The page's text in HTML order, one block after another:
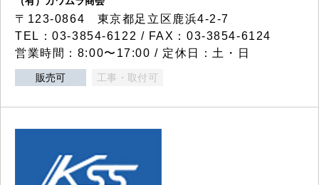
〒123-0864 東京都足立区鹿浜4-2-7
TEL：03-3854-6122 / FAX：03-3854-6124
営業時間：8:00〜17:00 / 定休日：土・日
販売可 工事・取付可